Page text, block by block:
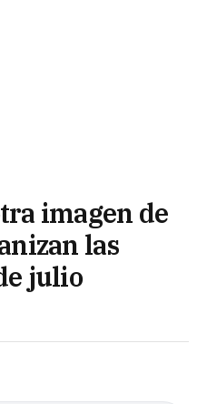
imagen de
las
julio